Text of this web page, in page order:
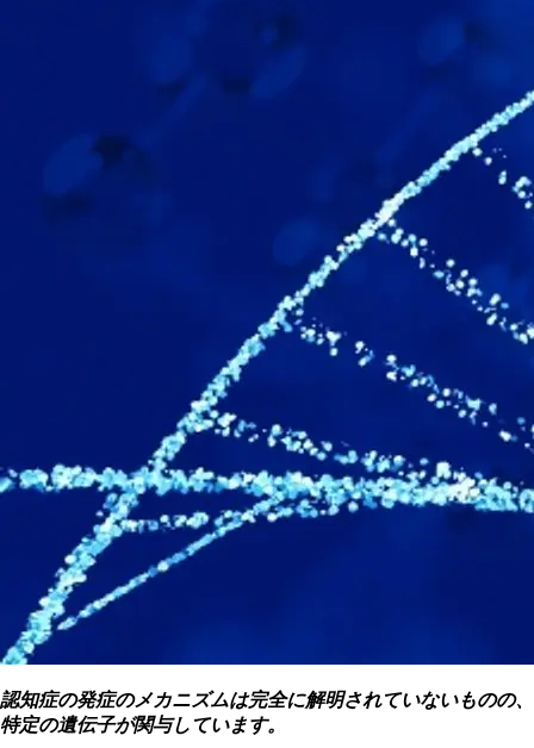
認知症の発症のメカニズムは完全に解明されていないものの、
特定の遺伝子が関与しています。